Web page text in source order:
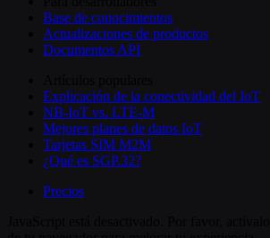
Base de conocimientos
Actualizaciones de productos
Documentos API
Explicación de la conectividad del IoT
NB-IoT vs. LTE-M
Mejores planes de datos IoT
Tarjetas SIM M2M
¿Qué es SGP.32?
Precios